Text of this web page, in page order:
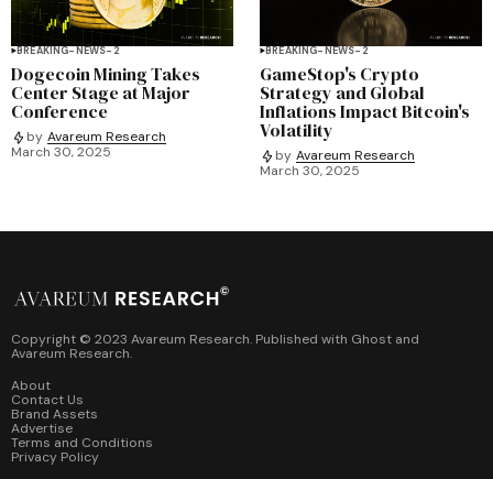
BREAKING-NEWS-2
Dogecoin Mining Takes
Center Stage at Major
Conference
by Avareum Research
March 30, 2025
BREAKING-NEWS-2
GameStop's Crypto
Strategy and Global
Inflations Impact Bitcoin's
Volatility
by Avareum Research
March 30, 2025
Copyright © 2023 Avareum Research. Published with Ghost and
Avareum Research.
About
Contact Us
Brand Assets
Advertise
Terms and Conditions
Privacy Policy